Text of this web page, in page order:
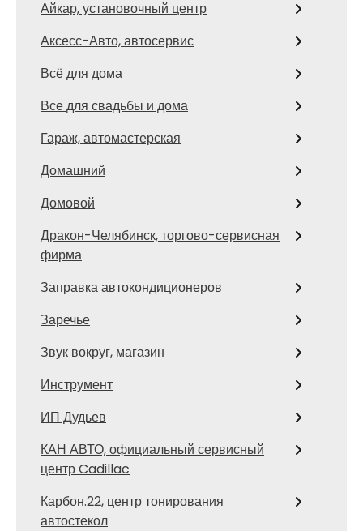
Айкар, установочный центр
Аксесс-Авто, автосервис
Всё для дома
Все для свадьбы и дома
Гараж, автомастерская
Домашний
Домовой
Дракон-Челябинск, торгово-сервисная
фирма
Заправка автокондиционеров
Заречье
Звук вокруг, магазин
Инструмент
ИП Дудьев
КАН АВТО, официальный сервисный
центр Cadillac
Карбон.22, центр тонирования
автостекол